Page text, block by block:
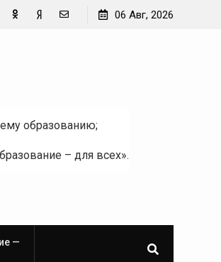
06 Авг, 2026
образованию;
– для всех».
—